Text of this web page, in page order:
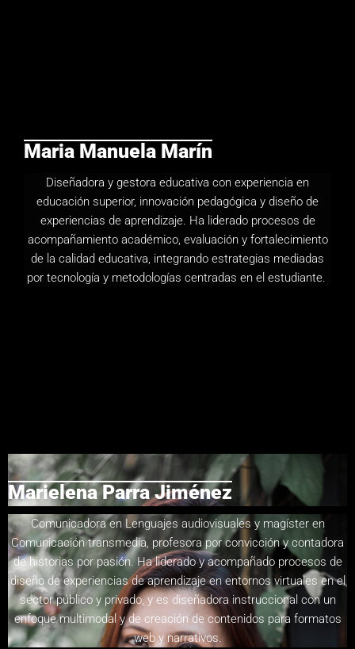
Maria Manuela Marín
Diseñadora y gestora educativa con experiencia en
educación superior, innovación pedagógica y diseño de
experiencias de aprendizaje. Ha liderado procesos de
acompañamiento académico, evaluación y fortalecimiento
de la calidad educativa, integrando estrategias mediadas
por tecnología y metodologías centradas en el estudiante.
Marielena Parra Jiménez
Comunicadora en Lenguajes audiovisuales y magíster en
Comunicación transmedia, profesora por convicción y contadora
de historias por pasión. Ha liderado y acompañado procesos de
diseño de experiencias de aprendizaje en entornos virtuales en el
sector público y privado, y es diseñadora instruccional con un
enfoque multimodal y de creación de contenidos para formatos
web y narrativos.